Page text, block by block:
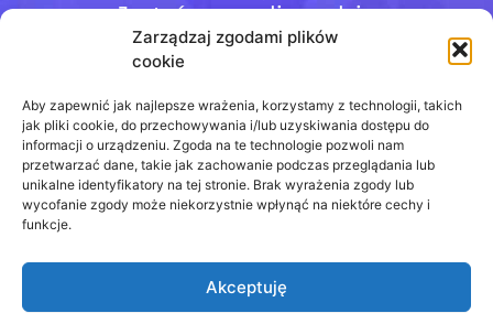
Zarządzaj zgodami plików
cookie
Aby zapewnić jak najlepsze wrażenia, korzystamy z technologii, takich
jak pliki cookie, do przechowywania i/lub uzyskiwania dostępu do
informacji o urządzeniu. Zgoda na te technologie pozwoli nam
przetwarzać dane, takie jak zachowanie podczas przeglądania lub
unikalne identyfikatory na tej stronie. Brak wyrażenia zgody lub
wycofanie zgody może niekorzystnie wpłynąć na niektóre cechy i
funkcje.
Akceptuję
Jesteśmy na discordzie
+48 728 484 484
biuro@odpowiedzinasprawdziany.pl
Prawa Autorskie © 2020 - 2026
odpowiedzinasprawdziany.pl wszelkie prawa